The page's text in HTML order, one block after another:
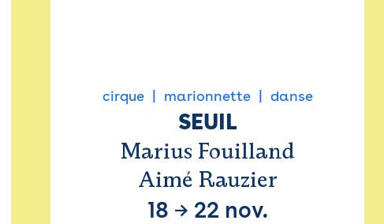
cirque marionnette danse
SEUIL
Marius Fouilland
Aimé Rauzier
18 → 22 nov.